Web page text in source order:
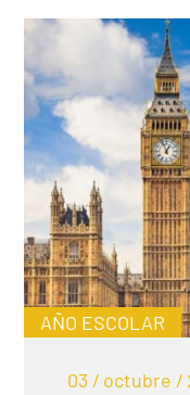
AÑO ESCOLAR
03 / octubre /